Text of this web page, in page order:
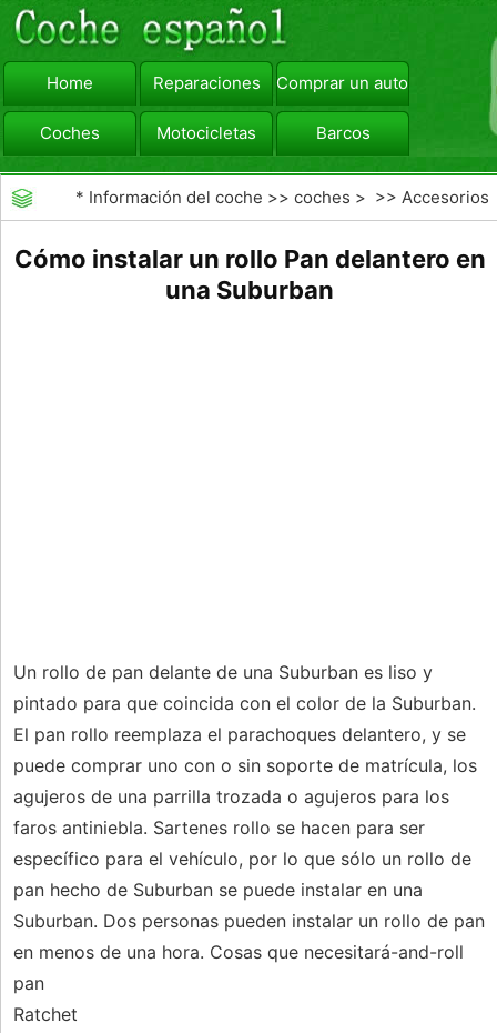
Home Reparaciones Comprar un automóvil
Coches Motocicletas Barcos
viajar Camiones
* Información del coche >>coches > >>Accesorios
Cómo instalar un rollo Pan delantero en
una Suburban
Un rollo de pan delante de una Suburban es liso y
pintado para que coincida con el color de la Suburban.
El pan rollo reemplaza el parachoques delantero, y se
puede comprar uno con o sin soporte de matrícula, los
agujeros de una parrilla trozada o agujeros para los
faros antiniebla. Sartenes rollo se hacen para ser
específico para el vehículo, por lo que sólo un rollo de
pan hecho de Suburban se puede instalar en una
Suburban. Dos personas pueden instalar un rollo de pan
en menos de una hora. Cosas que necesitará-and-roll
pan
Ratchet